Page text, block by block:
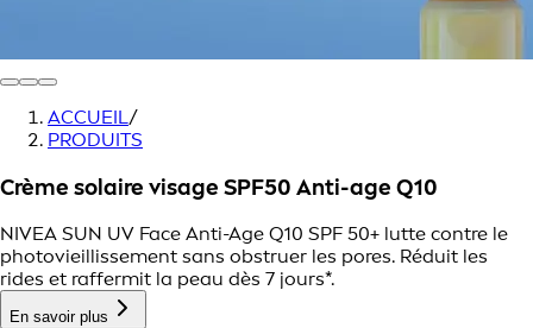
ACCUEIL/
PRODUITS
Crème solaire visage SPF50 Anti-age Q10
NIVEA SUN UV Face Anti-Age Q10 SPF 50+ lutte contre le
photovieillissement sans obstruer les pores. Réduit les
rides et raffermit la peau dès 7 jours*.
En savoir plus